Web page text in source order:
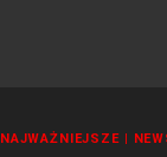
NAJWAŻNIEJSZE |